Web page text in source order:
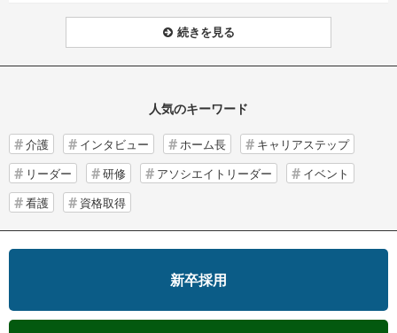
続きを見る
人気のキーワード
介護 インタビュー ホーム長
キャリアステップ
リーダー
研修 アソシエイトリーダー
イベント
看護
資格取得
新卒採用